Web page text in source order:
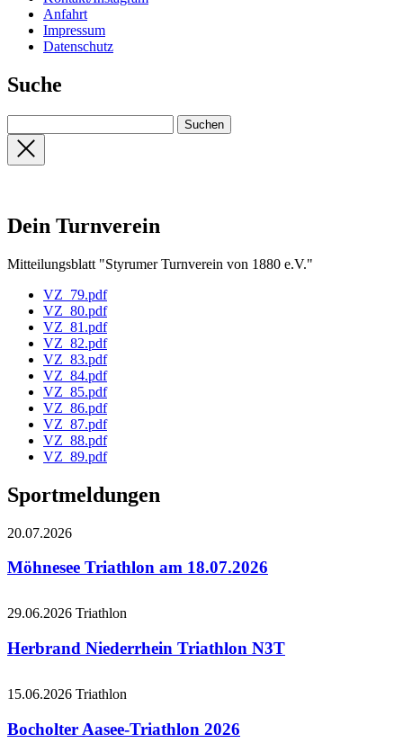
Anfahrt
Impressum
Datenschutz
Suche
Dein Turnverein
Mitteilungsblatt "Styrumer Turnverein von 1880 e.V."
VZ_79.pdf
VZ_80.pdf
VZ_81.pdf
VZ_82.pdf
VZ_83.pdf
VZ_84.pdf
VZ_85.pdf
VZ_86.pdf
VZ_87.pdf
VZ_88.pdf
VZ_89.pdf
Sportmeldungen
20.07.2026
Möhnesee Triathlon am 18.07.2026
29.06.2026 Triathlon
Herbrand Niederrhein Triathlon N3T
15.06.2026 Triathlon
Bocholter Aasee-Triathlon 2026